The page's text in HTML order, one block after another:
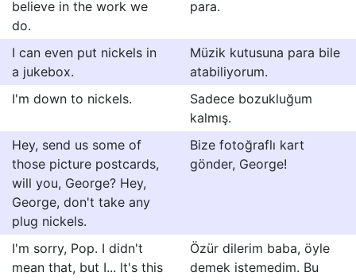
believe in the work we
do.
para.
I can even put nickels in
a jukebox.
Müzik kutusuna para bile
atabiliyorum.
I'm down to nickels.
Sadece bozukluğum
kalmış.
Hey, send us some of
those picture postcards,
will you, George? Hey,
George, don't take any
plug nickels.
Bize fotoğraflı kart
gönder, George!
I'm sorry, Pop. I didn't
mean that, but I... lt's this
Özür dilerim baba, öyle
demek istemedim. Bu